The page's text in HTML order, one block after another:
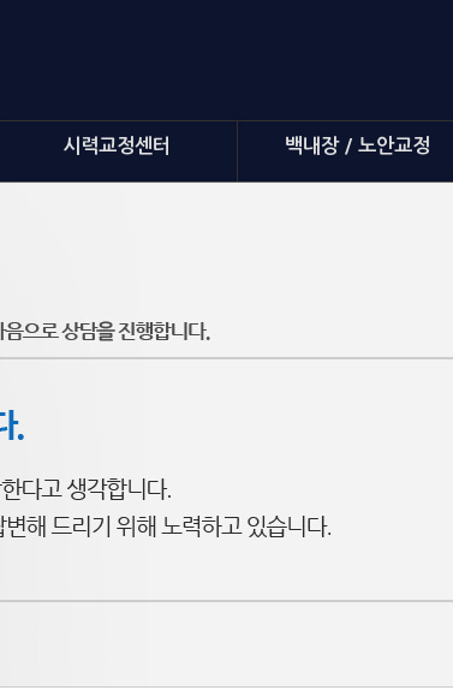
시력교정센터 백내장 / 노안교정